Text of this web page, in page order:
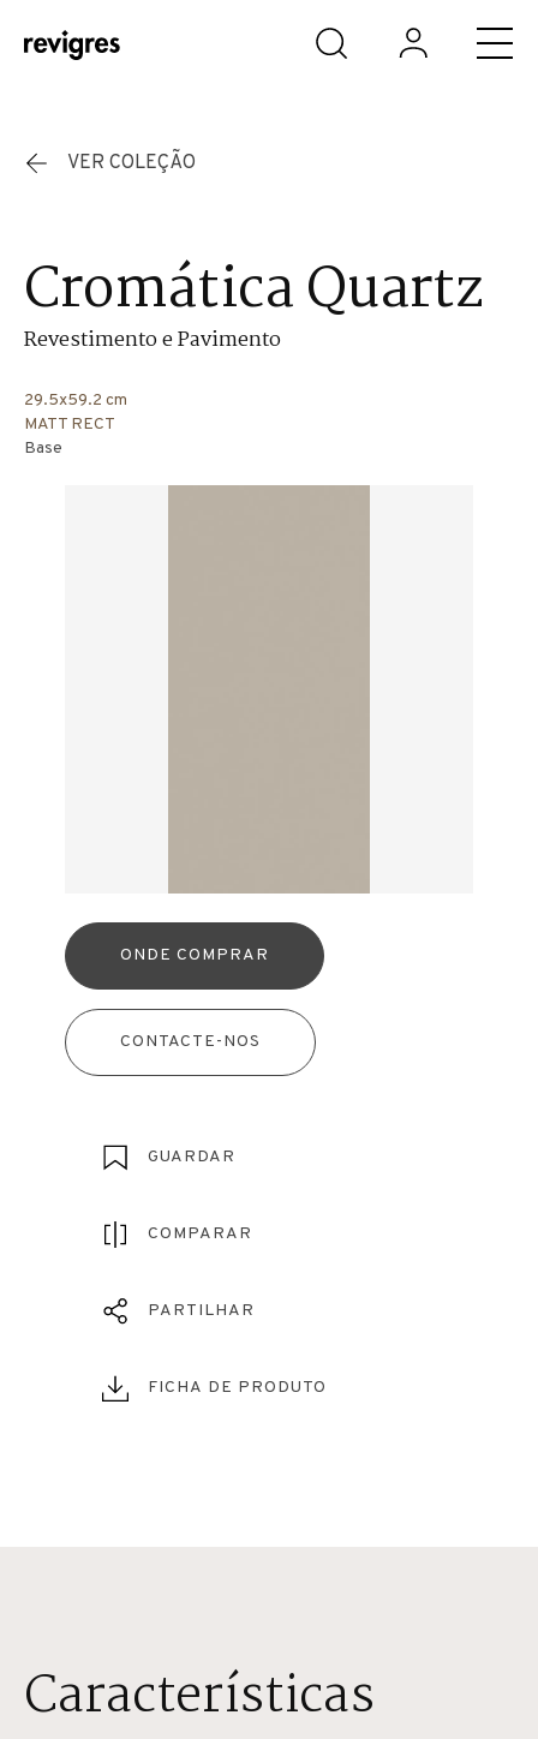
Saltar para o conteúdo principal
VER COLEÇÃO
Cromática Quartz
Revestimento e Pavimento
29.5x59.2 cm
MATT RECT
Base
ONDE COMPRAR
CONTACTE-NOS
GUARDAR
COMPARAR
PARTILHAR
FICHA DE PRODUTO
Características